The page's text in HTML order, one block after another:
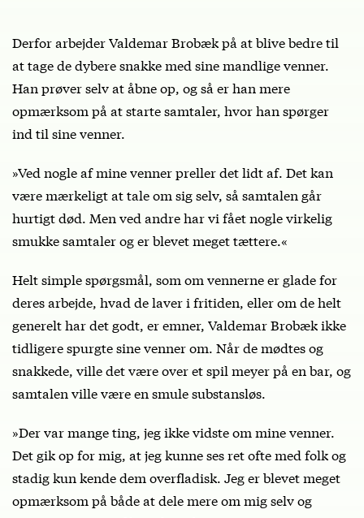
Derfor arbejder Valdemar Brobæk på at blive bedre til
at tage de dybere snakke med sine mandlige venner.
Han prøver selv at åbne op, og så er han mere
opmærksom på at starte samtaler, hvor han spørger
ind til sine venner.
»Ved nogle af mine venner preller det lidt af. Det kan
være mærkeligt at tale om sig selv, så samtalen går
hurtigt død. Men ved andre har vi fået nogle virkelig
smukke samtaler og er blevet meget tættere.«
Helt simple spørgsmål, som om vennerne er glade for
deres arbejde, hvad de laver i fritiden, eller om de helt
generelt har det godt, er emner, Valdemar Brobæk ikke
tidligere spurgte sine venner om. Når de mødtes og
snakkede, ville det være over et spil meyer på en bar, og
samtalen ville være en smule substansløs.
»Der var mange ting, jeg ikke vidste om mine venner.
Det gik op for mig, at jeg kunne ses ret ofte med folk og
stadig kun kende dem overfladisk. Jeg er blevet meget
opmærksom på både at dele mere om mig selv og